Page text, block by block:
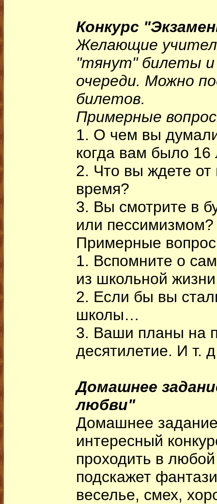
Конкурс
Желающие
"тянут" билеты
очереди. Можно
билетов.
Примерные
1. О чем вы
когда вам было 16
2. Что вы ждете
время?
3. Вы смотрите в
или
Примерные
1. Вспомните о
из школьной
2. Если бы вы
школы…
3. Ваши планы на
десятилетие. И т.
Домашнее
любви"
Домашнее
интересный
проходить в
подскажет
веселье, смех,